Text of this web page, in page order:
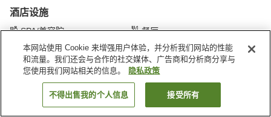
酒店设施
SPA/美容院
餐厅
休息室
酒吧
首页 日本 熊本县 熊本 熊本一站酒店（Dlight Life & Hotels）
搜索客房
本网站使用 Cookie 来增强用户体验，并分析我们网站的性能
和流量。我们还会与合作的社交媒体、广告商和分析商分享与
您使用我们网站相关的信息。
隐私政策
不得出售我的个人信息 接受所有